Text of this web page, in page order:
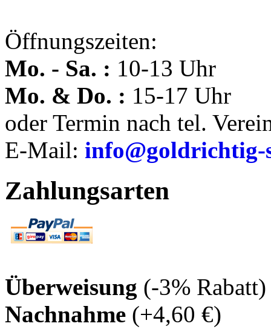
Öffnungszeiten:
Mo. - Sa. : 10-13 Uhr
Mo. & Do. : 15-17 Uhr
oder Termin nach tel.
E-Mail: info@goldrichtig-
Zahlungsarten
Überweisung (-3% Rabatt)
Nachnahme (+4,60 €)